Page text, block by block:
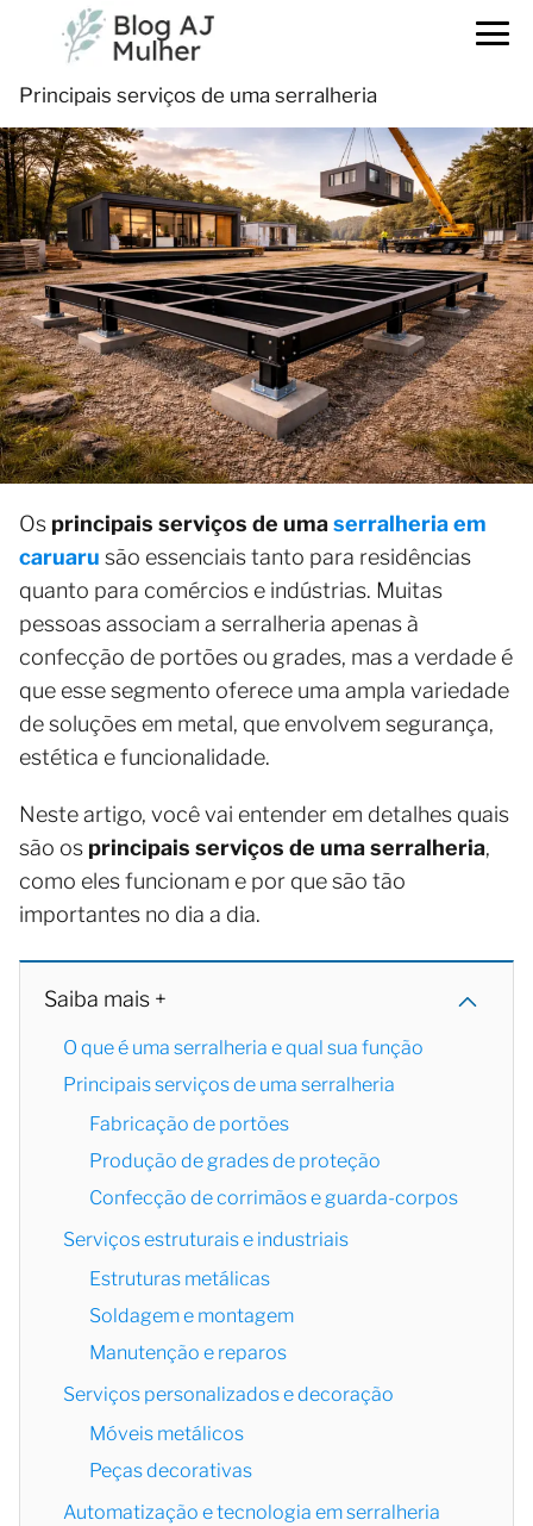
Principais serviços de uma serralheria
Os principais serviços de umaserralheriaem
caruaru são essenciais tanto para residências
quanto para comércios e indústrias. Muitas
pessoas associam a serralheria apenas à
confecção de portões ou grades, mas a verdade é
que esse segmento oferece uma ampla variedade
de soluções em metal, que envolvem segurança,
estética e funcionalidade.
Neste artigo, você vai entender em detalhes quais
são os principais serviços de uma serralheria,
como eles funcionam e por que são tão
importantes no dia a dia.
Saiba mais +
O que é uma serralheria e qual sua função
Principais serviços de uma serralheria
Fabricação de portões
Produção de grades de proteção
Confecção de corrimãos e guarda-corpos
Serviços estruturais e industriais
Estruturas metálicas
Soldagem e montagem
Manutenção e reparos
Serviços personalizados e decoração
Móveis metálicos
Peças decorativas
Automatização e tecnologia em serralheria